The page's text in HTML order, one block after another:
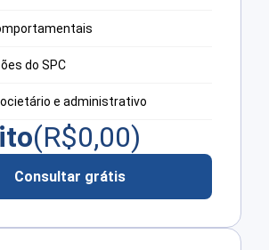
do SPC
e administrativo
(R$0,00)
Consultar grátis